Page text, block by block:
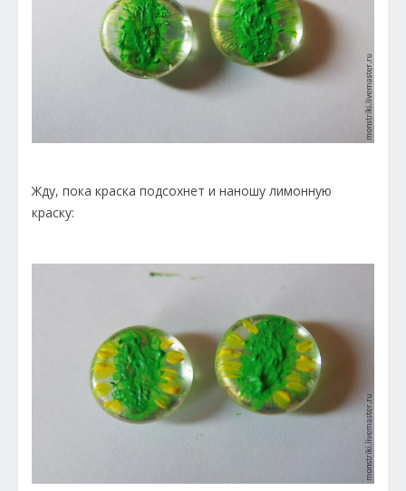
Жду, пока краска подсохнет и наношу лимонную
краску: